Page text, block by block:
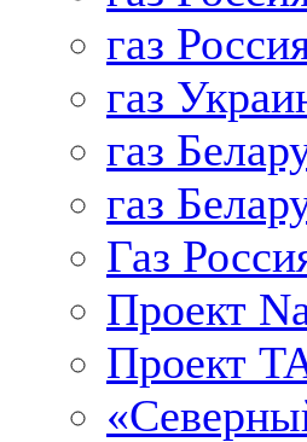
газ
газ
газ
газ
Газ
Проект
Проект